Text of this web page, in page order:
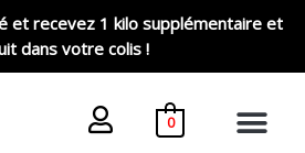
et recevez 1 kilo supplémentaire et
dans votre colis !
0